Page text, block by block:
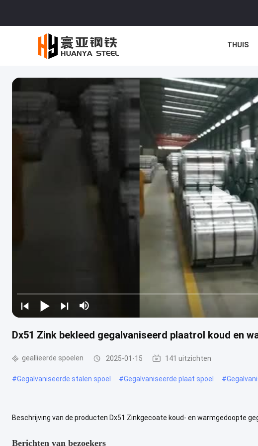
THUIS
Dx51 Zink bekleed gegalvaniseerd plaatrol koud en
geallieerde spoelen 2025-01-15 141 uitzichten
#Gegalvaniseerde stalen spoel #Gegalvaniseerde plaat spoel #
Beschrijving van de producten Dx51 Zinkgecoate koud- en warmgedoopte
Berichten van bezoekers